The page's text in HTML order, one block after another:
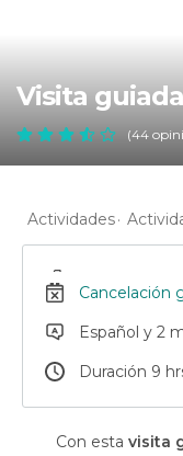
Visita
(44
Actividades
Cancelación
Español y 2
Duración 9
Con esta visita